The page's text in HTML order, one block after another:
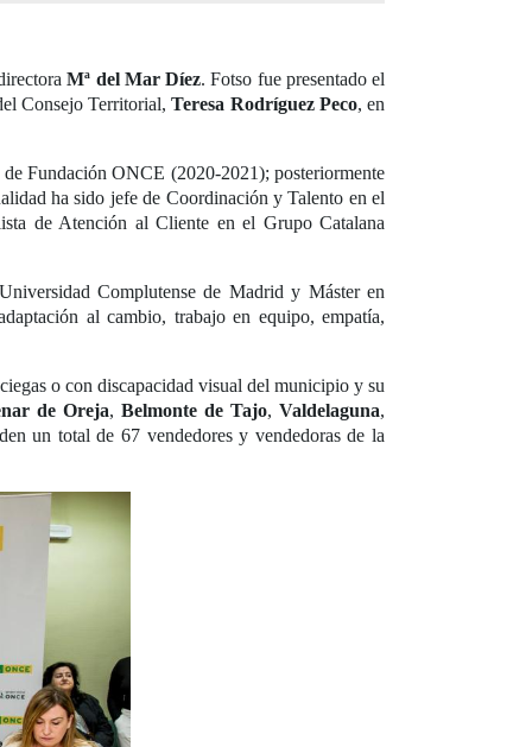
Mª del Mar Díez. Fotso fue presentado el
Consejo Territorial,Teresa Rodríguez Peco, en
Fundación ONCE (2020-2021); posteriormente
ha sido jefe de Coordinación y Talento en el
de Atención al Cliente en el Grupo Catalana
Complutense de Madrid y Máster en
al cambio, trabajo en equipo, empatía,
o con discapacidad visual del municipio y su
de Oreja,Belmonte de Tajo,Valdelaguna,
un total de 67 vendedores y vendedoras de la